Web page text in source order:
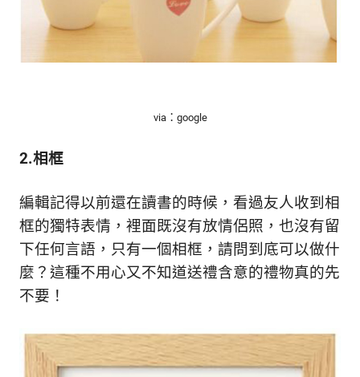
via：google
2.相框
編輯記得以前還在讀書的時候，看過友人收到相
框的獨特表情，裡面既沒有放情侶照，也沒有留
下任何言語，只有一個相框，請問到底可以做什
麼？這種不用心又不知道送禮含意的禮物真的先
不要！